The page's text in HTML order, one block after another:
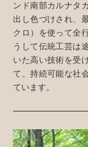
ンド南部カルナタ
出し色づけされ、
クロ）を使って全
うして伝統工芸は
いた高い技術を受
て、持続可能な社
ています。